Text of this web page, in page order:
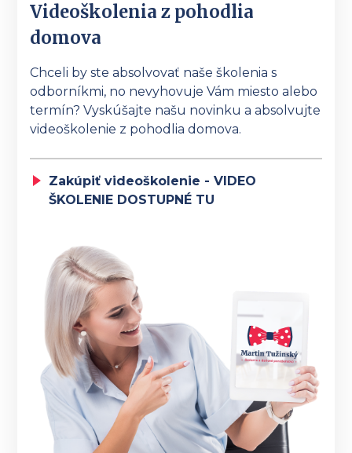
Videoškolenia z pohodlia
domova
Chceli by ste absolvovať naše školenia s
odborníkmi, no nevyhovuje Vám miesto alebo
termín? Vyskúšajte našu novinku a absolvujte
videoškolenie z pohodlia domova.
Zakúpiť videoškolenie - VIDEO
ŠKOLENIE DOSTUPNÉ TU